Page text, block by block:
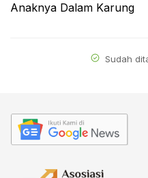
Anaknya Dalam Karung
Sudah